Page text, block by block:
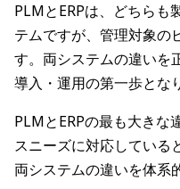
PLMとERPは、どちらも
テムですが、管理対象の
す。両システムの違いを
導入・運用の第一歩とな
PLMとERPの最も大きな
スニーズに対応している
両システムの違いを体系